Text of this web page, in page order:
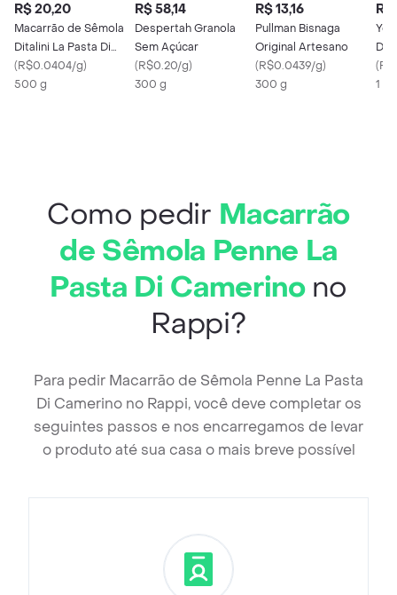
R$ 20,20
Macarrão de Sêmola
Ditalini La Pasta Di
Camerino
(R$0.0404/g)
500 g
R$ 58,14
Despertah Granola
Sem Açúcar
(R$0.20/g)
300 g
R$ 13,16
Pullman Bisnaga
Original Artesano
(R$0.0439/g)
300 g
R$
(
1 X
Como pedir Macarrão
de Sêmola Penne La
Pasta Di Camerinono
Rappi?
Para pedir Macarrão de Sêmola Penne La Pasta
Di Camerino no Rappi, você deve completar os
seguintes passos e nos encarregamos de levar
o produto até sua casa o mais breve possível